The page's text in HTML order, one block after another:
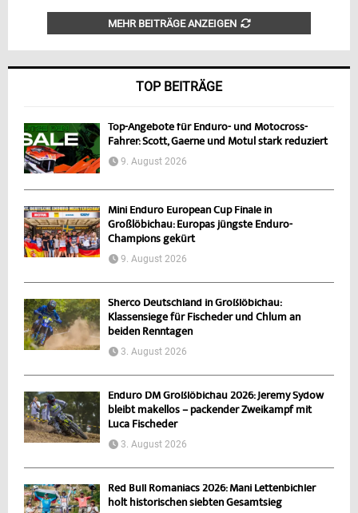
MEHR BEITRÄGE ANZEIGEN
TOP BEITRÄGE
Top-Angebote für Enduro- und Motocross-
Fahrer: Scott, Gaerne und Motul stark reduziert
9. August 2026
Mini Enduro European Cup Finale in
Großlöbichau: Europas jüngste Enduro-
Champions gekürt
9. August 2026
Sherco Deutschland in Großlöbichau:
Klassensiege für Fischeder und Chlum an
beiden Renntagen
3. August 2026
Enduro DM Großlöbichau 2026: Jeremy Sydow
bleibt makellos – packender Zweikampf mit
Luca Fischeder
3. August 2026
Red Bull Romaniacs 2026: Mani Lettenbichler
holt historischen siebten Gesamtsieg